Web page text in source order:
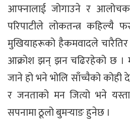
आफ्नालाई जोगाउने र आलोचक
परिपाटीले लोकतन्त्र कहिल्यै
मुखियाहरूको हैकमवादले
आक्रोश झन् झन चढिरहेको छ ।
जाने हो भने भोलि साँच्चैको कोही
र जनताको मन जित्यो भने
सपनामा ठूलो बुमर्‍याङ हुनेछ ।